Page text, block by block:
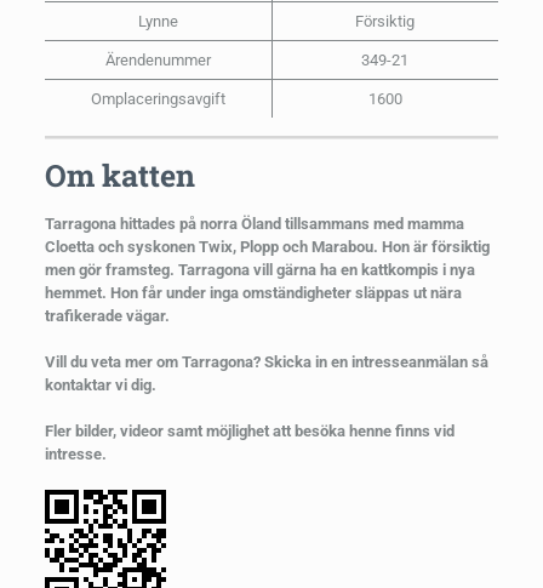
Lynne Försiktig
Ärendenummer 349-21
Omplaceringsavgift 1600
Om katten
Tarragona hittades på norra Öland tillsammans med mamma
Cloetta och syskonen Twix, Plopp och Marabou. Hon är försiktig
men gör framsteg. Tarragona vill gärna ha en kattkompis i nya
hemmet. Hon får under inga omständigheter släppas ut nära
trafikerade vägar.
Vill du veta mer om Tarragona? Skicka in en intresseanmälan så
kontaktar vi dig.
Fler bilder, videor samt möjlighet att besöka henne finns vid
intresse.